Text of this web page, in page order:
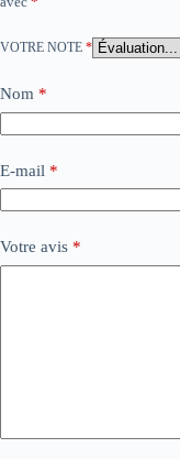
VOTRE NOTE *
Nom *
E-mail *
Votre avis *